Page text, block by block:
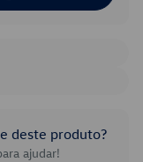
deste produto?
ajudar!